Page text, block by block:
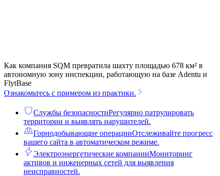
Как компания SQM превратила шахту площадью 678 км² в
автономную зону инспекции, работающую на базе Adentu и
FlytBase
Ознакомьтесь с примером из практики.
Службы безопасностиРегулярно патрулировать
территории и выявлять нарушителей.
Горнодобывающие операцииОтслеживайте прогресс
вашего сайта в автоматическом режиме.
Электроэнергетические компанииМониторинг
активов и инженерных сетей для выявления
неисправностей.